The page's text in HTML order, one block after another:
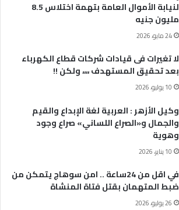
لنيابة الأموال العامة بتهمة اختلاس 8.5
مليون جنيه
24 مايو، 2026
لا تغيرات فى قيادات شركات قطاع الكهرباء
بعد تحقيق المستهدف ،،،، ولكن !!
10 يوليو، 2026
وكيل الأزهر : العربية لغة الإبداع والقيم
والجمال و«الصراع اللساني» صراع وجود
وهوية
10 يناير، 2026
في اقل من 24ساعة .. امن سوهاج يتمكن من
ضبط المتهمان بقتل فتاة المنشاة
26 يوليو، 2026